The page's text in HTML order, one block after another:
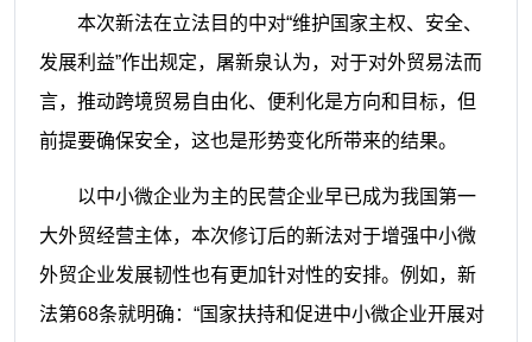
本次新法在立法目的中对“维护国家主权、安全、
发展利益”作出规定，屠新泉认为，对于对外贸易法而
言，推动跨境贸易自由化、便利化是方向和目标，但
前提要确保安全，这也是形势变化所带来的结果。
以中小微企业为主的民营企业早已成为我国第一
大外贸经营主体，本次修订后的新法对于增强中小微
外贸企业发展韧性也有更加针对性的安排。例如，新
法第68条就明确：“国家扶持和促进中小微企业开展对